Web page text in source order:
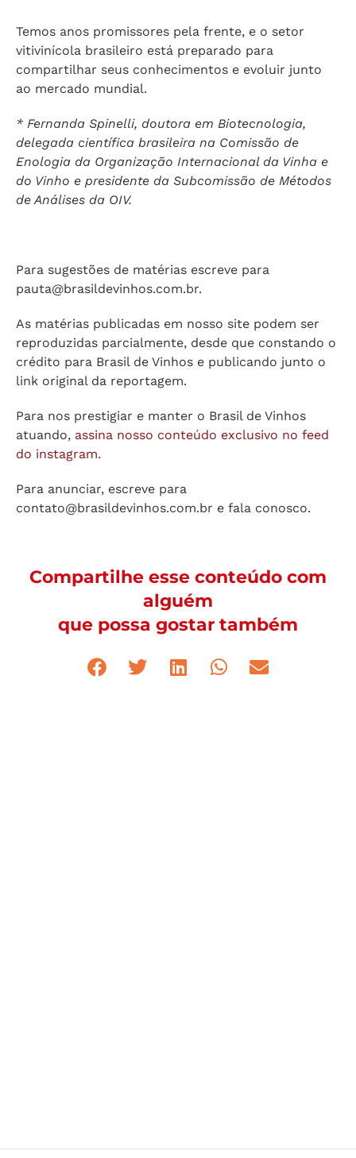
Temos anos promissores pela frente, e o setor
vitivinícola brasileiro está preparado para
compartilhar seus conhecimentos e evoluir junto
ao mercado mundial.
* Fernanda Spinelli, doutora em Biotecnologia,
delegada científica brasileira na Comissão de
Enologia da Organização Internacional da Vinha e
do Vinho e presidente da Subcomissão de Métodos
de Análises da OIV.
Para sugestões de matérias escreve para
pauta@brasildevinhos.com.br.
As matérias publicadas em nosso site podem ser
reproduzidas parcialmente, desde que constando o
crédito para Brasil de Vinhos e publicando junto o
link original da reportagem.
Para nos prestigiar e manter o Brasil de Vinhos
atuando, assina nosso conteúdo exclusivo no feed
do instagram.
Para anunciar, escreve para
contato@brasildevinhos.com.br e fala conosco.
Compartilhe esse conteúdo com
alguém
que possa gostar também